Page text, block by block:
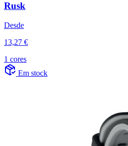
Rusk
Desde
13,27 €
1 cores
Em stock